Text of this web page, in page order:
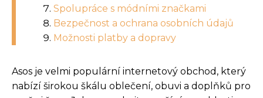
Spolupráce s módními značkami
Bezpečnost a ochrana osobních údajů
Možnosti platby a dopravy
Asos je velmi populární internetový obchod, který
nabízí širokou škálu oblečení, obuvi a doplňků pro